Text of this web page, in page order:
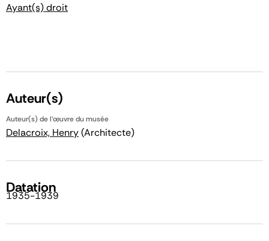
Ayant(s) droit
Auteur(s)
Auteur(s) de l'œuvre du musée
Delacroix, Henry(Architecte)
Datation
1935-1939